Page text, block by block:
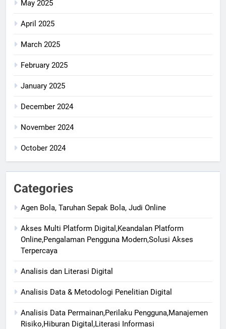
May 2025
April 2025
March 2025
February 2025
January 2025
December 2024
November 2024
October 2024
Categories
Agen Bola, Taruhan Sepak Bola, Judi Online
Akses Multi Platform Digital,Keandalan Platform
Online,Pengalaman Pengguna Modern,Solusi Akses
Terpercaya
Analisis dan Literasi Digital
Analisis Data & Metodologi Penelitian Digital
Analisis Data Permainan,Perilaku Pengguna,Manajemen
Risiko,Hiburan Digital,Literasi Informasi